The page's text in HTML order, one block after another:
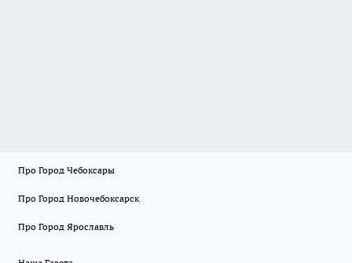
Про Город Чебоксары
Про Город Новочебоксарск
Про Город Ярославль